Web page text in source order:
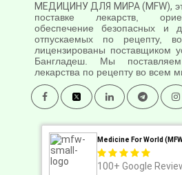
МЕДИЦИНУ ДЛЯ МИРА (MFW),
поставке лекарств,
обеспечение безопасных и
отпускаемых по рецепту,
лицензированы поставщиком
Бангладеш. Мы
лекарства по рецепту во всем
Medicine For World
100+ Google